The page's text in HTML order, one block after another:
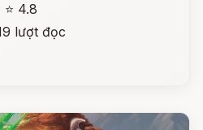
⭐ 4.8
lượt đọc